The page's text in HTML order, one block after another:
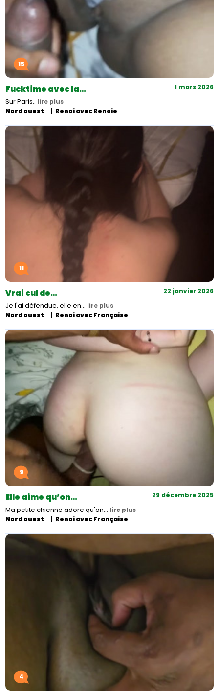
15
Fucktime avec la… 1 mars 2026
Sur Paris.. lire plus
Nord ouest
Renoi avec Renoie
11
Vrai cul de… 22 janvier 2026
Je l'ai défendue, elle en… lire plus
Nord ouest
Renoi avec Française
9
Elle aime qu’on… 29 décembre 2025
Ma petite chienne adore qu'on… lire plus
Nord ouest
Renoi avec Française
4